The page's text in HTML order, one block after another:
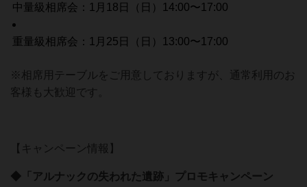
中量級相席会：1月18日（日）14:00〜17:00
重量級相席会：1月25日（日）13:00〜17:00
※相席用テーブルをご用意しておりますが、通常利用のお
客様も大歓迎です。
【キャンペーン情報】
◆「アルナックの失われた遺跡」プロモキャンペーン